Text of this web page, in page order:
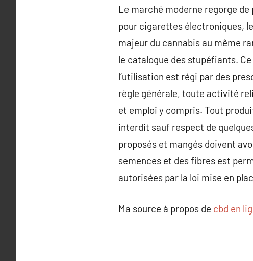
Le marché moderne regorge
pour cigarettes électroniques,
majeur du cannabis au même
le catalogue des stupéfiants.
l’utilisation est régi par des
règle générale, toute activité
et emploi y compris. Tout
interdit sauf respect de
proposés et mangés doivent
semences et des fibres est
autorisées par la loi mise en
Ma source à propos de cbd en